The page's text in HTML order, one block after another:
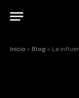
Início » Blog » La influencer